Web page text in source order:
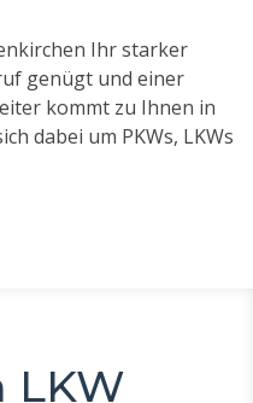
Ihr starker
genügt und einer
kommt zu Ihnen in
dabei um PKWs, LKWs
LKW